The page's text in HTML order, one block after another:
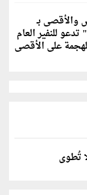
والأقصى بـ
للنفير العام
على الأقصى
تُطوى